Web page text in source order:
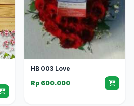
HB 003 Love
Rp 600.000